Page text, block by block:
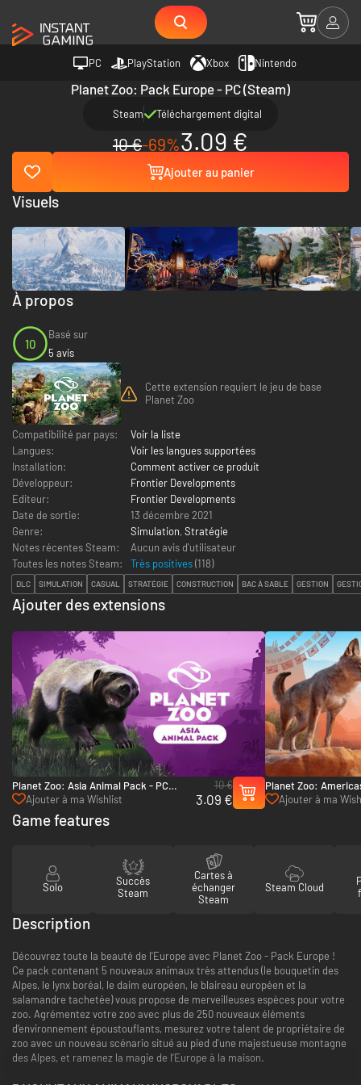
PC PlayStation Xbox Nintendo
Planet Zoo: Pack Europe - PC (Steam)
Steam Téléchargement digital
10 €-69%3.09 €
Ajouter au panier
À propos
10
Basé sur
5 avis
Cette extension requiert le jeu de base
Planet Zoo
Compatibilité par pays:
Voir la liste
Langues:
Voir les langues supportées
Installation:
Comment activer ce produit
Développeur:
Frontier Developments
Editeur:
Frontier Developments
Date de sortie:
13 décembre 2021
Genre:
Simulation, Stratégie
Notes récentes Steam:
Aucun avis d'utilisateur
Toutes les notes Steam:
Très positives(118)
DLC SIMULATION CASUAL STRATÉGIE CONSTRUCTION BAC À SABLE GESTION
Ajouter des extensions
Planet Zoo: Asia Animal Pack - PC
(Steam)
Ajouter à ma Wishlist
10 €
3.09 €
Planet Zoo:
(Steam)
Ajouter à ma
Visuels
Game features
Solo
Succès
Steam
Cartes à
échanger
Steam
Steam Cloud
Description
Découvrez toute la beauté de l'Europe avec Planet Zoo - Pack Europe !
Ce pack contenant 5 nouveaux animaux très attendus (le bouquetin des
Alpes, le lynx boréal, le daim européen, le blaireau européen et la
salamandre tachetée) vous propose de merveilleuses espèces pour votre
zoo. Agrémentez votre zoo avec plus de 250 nouveaux éléments
d’environnement époustouflants, mesurez votre talent de propriétaire de
zoo avec un nouveau scénario situé au pied d'une majestueuse montagne
des Alpes, et ramenez la magie de l’Europe à la maison.